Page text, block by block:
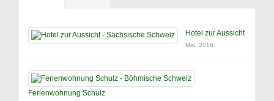
Hotel zur Aussicht
Mai, 2016
Ferienwohnung Schulz